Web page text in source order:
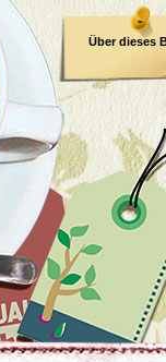
Über dieses